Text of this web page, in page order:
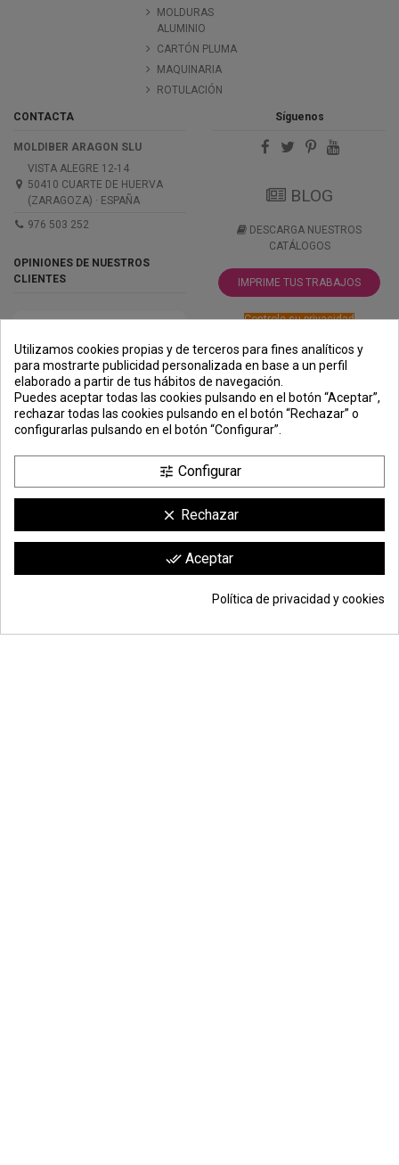
Añadir a la cesta *39,97 €
MOLDURAS
ALUMINIO
CARTÓN PLUMA
MAQUINARIA
ROTULACIÓN
CONTACTA
MOLDIBER ARAGON SLU
VISTA ALEGRE 12-14
50410 CUARTE DE HUERVA
(ZARAGOZA) · ESPAÑA
976 503 252
OPINIONES DE NUESTROS
CLIENTES
Síguenos
BLOG
DESCARGA NUESTROS
CATÁLOGOS
IMPRIME TUS TRABAJOS
Controle su privacidad
PREMIOS
METODOS
DE PAGO
ENVÍO
COMERCIO
SEGURO
clic aquí para mostrar el certificado.
Utilizamos cookies propias y de terceros para fines analíticos y
para mostrarte publicidad personalizada en base a un perfil
elaborado a partir de tus hábitos de navegación.
Puedes aceptar todas las cookies pulsando en el botón “Aceptar”,
rechazar todas las cookies pulsando en el botón “Rechazar” o
configurarlas pulsando en el botón “Configurar”.
tune Configurar
clear Rechazar
done_all Aceptar
Política de privacidad y cookies